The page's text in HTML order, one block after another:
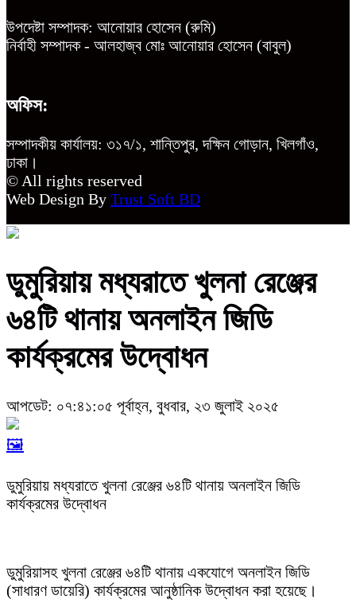
উপদেষ্টা সম্পাদক: আনোয়ার হোসেন (রুমি)
নির্বাহী সম্পাদক - আলহাজ্ব মোঃ আনোয়ার হোসেন (বাবুল)
অফিস:
সম্পাদকীয় কার্যালয়: ৩১৭/১, শান্তিপুর, দক্ষিন গোড়ান, খিলগাঁও,
ঢাকা।
© All rights reserved
Web Design By Trust Soft BD
ডুমুরিয়ায় মধ্যরাতে খুলনা রেঞ্জের
৬৪টি থানায় অনলাইন জিডি
কার্যক্রমের উদ্বোধন
আপডেট: ০৭:৪১:০৫ পূর্বাহ্ন, বুধবার, ২৩ জুলাই ২০২৫
🖼️
ডুমুরিয়ায় মধ্যরাতে খুলনা রেঞ্জের ৬৪টি থানায় অনলাইন জিডি
কার্যক্রমের উদ্বোধন
ডুমুরিয়াসহ খুলনা রেঞ্জের ৬৪টি থানায় একযোগে অনলাইন জিডি
(সাধারণ ডায়েরি) কার্যক্রমের আনুষ্ঠানিক উদ্বোধন করা হয়েছে।